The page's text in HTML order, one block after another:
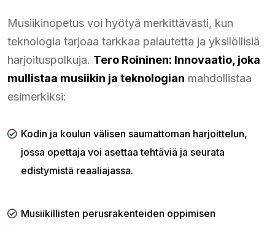
Musiikinopetus voi hyötyä merkittävästi, kun
teknologia tarjoaa tarkkaa palautetta ja yksilöllisiä
harjoituspolkuja. Tero Roininen: Innovaatio, joka
mullistaa musiikin ja teknologian mahdollistaa
esimerkiksi:
Kodin ja koulun välisen saumattoman harjoittelun,
jossa opettaja voi asettaa tehtäviä ja seurata
edistymistä reaaliajassa.
Musiikillisten perusrakenteiden oppimisen